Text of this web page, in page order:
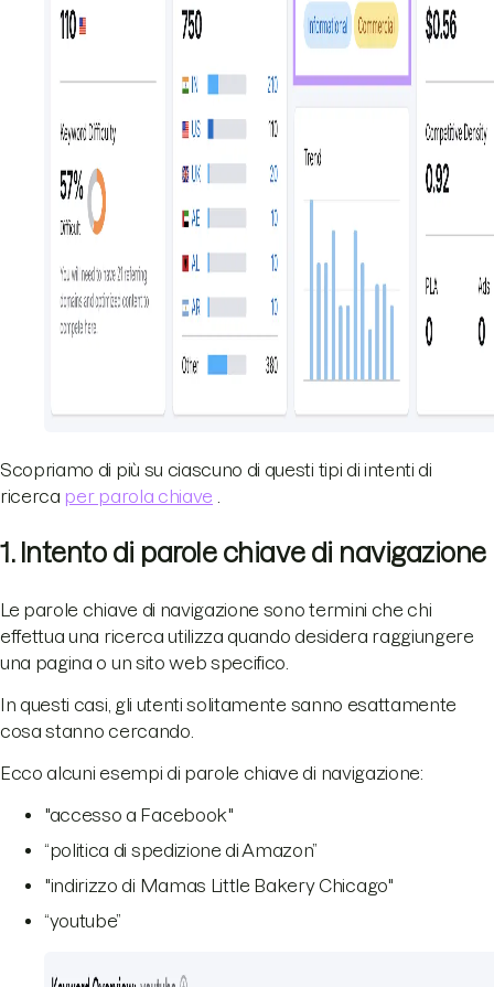
Scopriamo di più su ciascuno di questi tipi di intenti di
ricerca per parola chiave
1. Intento di parole chiave di navigazione
Le parole chiave di navigazione sono termini che chi
effettua una ricerca utilizza quando desidera raggiungere
una pagina o un sito web specifico.
In questi casi, gli utenti solitamente sanno esattamente
cosa stanno cercando.
Ecco alcuni esempi di parole chiave di navigazione:
"accesso a Facebook"
“politica di spedizione di Amazon”
"indirizzo di Mamas Little Bakery Chicago"
“youtube”